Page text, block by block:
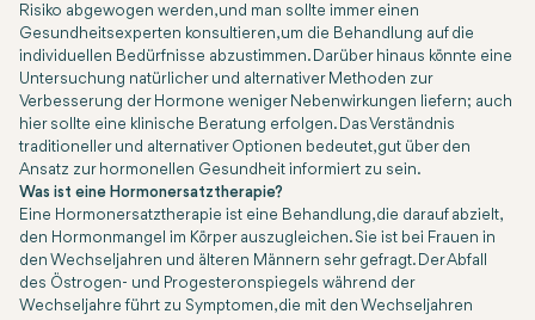
Risiko abgewogen werden, und man sollte immer einen
Gesundheitsexperten konsultieren, um die Behandlung auf die
individuellen Bedürfnisse abzustimmen. Darüber hinaus könnte eine
Untersuchung natürlicher und alternativer Methoden zur
Verbesserung der Hormone weniger Nebenwirkungen liefern; auch
hier sollte eine klinische Beratung erfolgen. Das Verständnis
traditioneller und alternativer Optionen bedeutet, gut über den
Ansatz zur hormonellen Gesundheit informiert zu sein.
Was ist eine Hormonersatztherapie?
Eine Hormonersatztherapie ist eine Behandlung, die darauf abzielt,
den Hormonmangel im Körper auszugleichen. Sie ist bei Frauen in
den Wechseljahren und älteren Männern sehr gefragt. Der Abfall
des Östrogen- und Progesteronspiegels während der
Wechseljahre führt zu Symptomen, die mit den Wechseljahren